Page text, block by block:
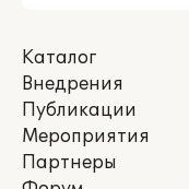
Каталог
Внедрения
Публикации
Мероприятия
Партнеры